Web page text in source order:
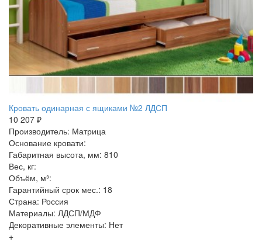
Кровать одинарная с ящиками №2 ЛДСП
10 207 ₽
Производитель: Матрица
Основание кровати:
Габаритная высота, мм: 810
Вес, кг:
Объём, м³:
Гарантийный срок мес.: 18
Страна: Россия
Материалы: ЛДСП/МДФ
Декоративные элементы: Нет
+